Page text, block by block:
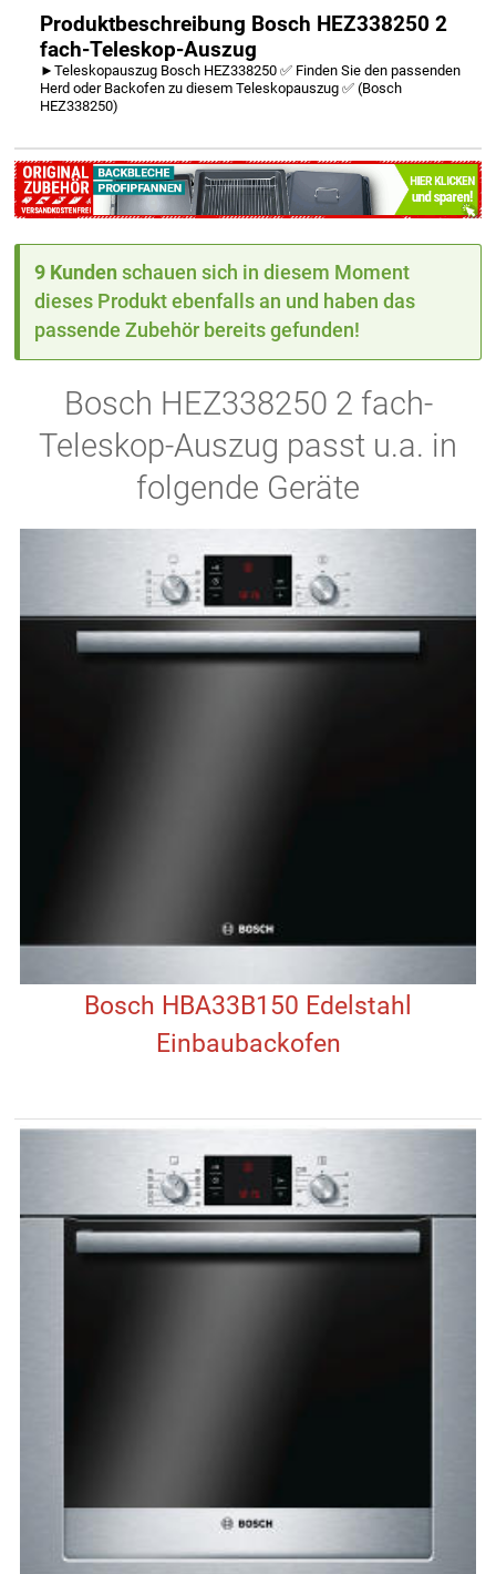
Produktbeschreibung Bosch HEZ338250 2
fach-Teleskop-Auszug
►Teleskopauszug Bosch HEZ338250 ✅ Finden Sie den passenden
Herd oder Backofen zu diesem Teleskopauszug ✅ (Bosch
HEZ338250)
9 Kunden schauen sich in diesem Moment
dieses Produkt ebenfalls an und haben das
passende Zubehör bereits gefunden!
Bosch HEZ338250 2 fach-
Teleskop-Auszug passt u.a. in
folgende Geräte
Bosch HBA33B150 Edelstahl
Einbaubackofen